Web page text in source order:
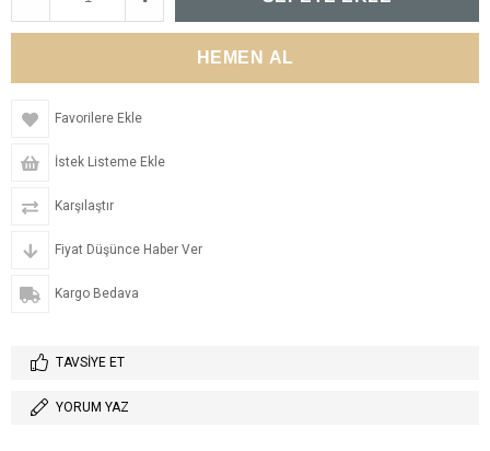
Favorilere Ekle
İstek Listeme Ekle
Karşılaştır
Fiyat Düşünce Haber Ver
Kargo Bedava
TAVSIYE ET
YORUM YAZ